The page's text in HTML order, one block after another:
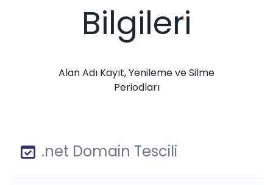
Bilgileri
Alan Adı Kayıt, Yenileme ve Silme
Periodları
.net Domain Tescili